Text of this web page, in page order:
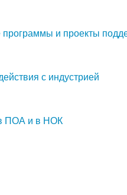
программы и проекты
с индустрией
в ПОА и в НОК